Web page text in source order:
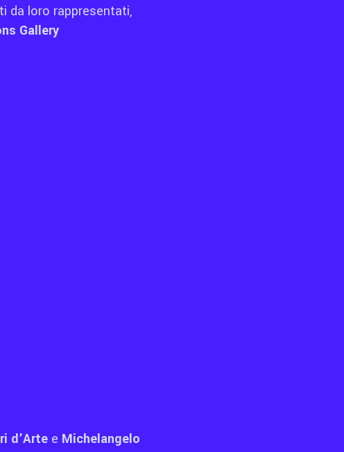
da loro rappresentati,
Gallery
d’Arte e Michelangelo